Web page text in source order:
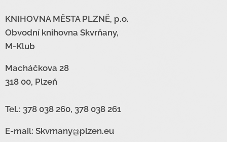
KNIHOVNA MĚSTA PLZNĚ, p.o.
Obvodní knihovna Skvrňany,
M-Klub
Macháčkova 28
318 00, Plzeň
Tel.: 378 038 260, 378 038 261
E-mail: Skvrnany@plzen.eu